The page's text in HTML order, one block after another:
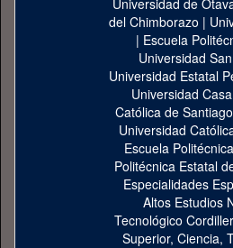
Universidad de
del Chimborazo |
| Escuela
Universidad
Universidad Estatal
Universidad
Católica de
Universidad
Escuela
Politécnica Estatal
Especialidades
Altos Estudios
Tecnológico
Superior, Ciencia,